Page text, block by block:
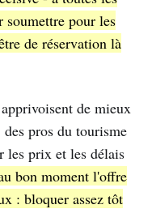
soumettre pour les
de réservation là
de mieux
pros du tourisme
les prix et les délais
bon moment l'offre
: bloquer assez tôt